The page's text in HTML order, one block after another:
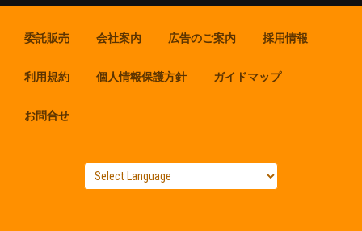
委託販売 会社案内 広告のご案内 採用情報
利用規約 個人情報保護方針 ガイドマップ
お問合せ